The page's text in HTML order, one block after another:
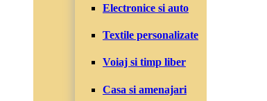
Electronice si auto
Textile personalizate
Voiaj si timp liber
Casa si amenajari